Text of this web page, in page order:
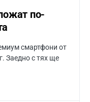
по-
смартфони от
Заедно с тях ще